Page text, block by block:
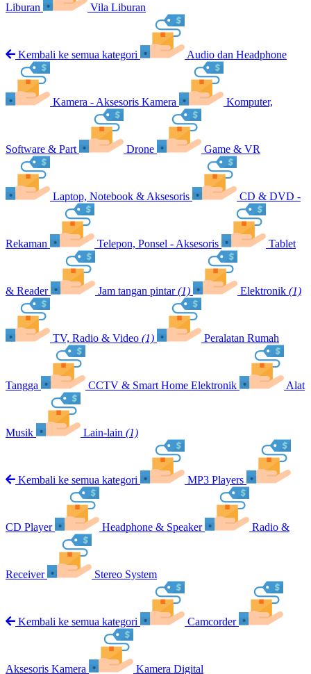
Liburan Vila Liburan
Kembali ke semua kategori Audio dan Headphone
Kamera - Aksesoris Kamera Komputer,
Software & Part Drone Game & VR
Laptop, Notebook & Aksesoris CD & DVD -
Rekaman Telepon, Ponsel - Aksesoris Tablet
& Reader Jam tangan pintar (1) Elektronik (1)
TV, Radio & Video (1) Peralatan Rumah
Tangga CCTV & Smart Home Elektronik Alat
Musik Lain-lain (1)
Kembali ke semua kategori MP3 Players
CD Player Headphone & Speaker Radio &
Receiver Stereo System
Kembali ke semua kategori Camcorder
Aksesoris Kamera Kamera Digital